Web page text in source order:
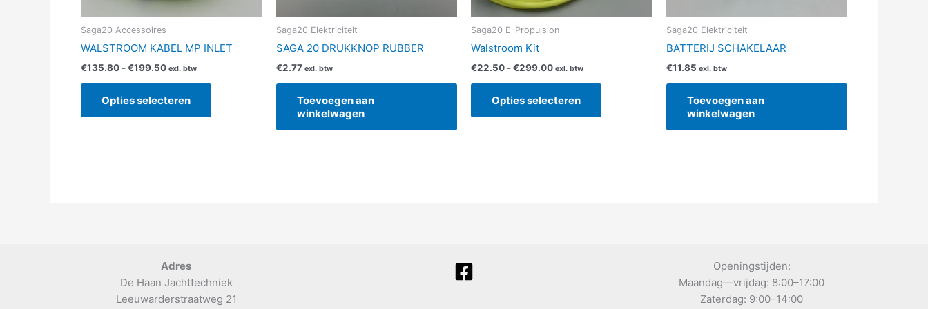
Saga20 Accessoires
WALSTROOM KABEL MP INLET
€135.80 -€199.50 exl. btw
Opties selecteren
productpagina
Saga20 Elektriciteit
SAGA 20 DRUKKNOP RUBBER
€2.77 exl. btw
Toevoegen aan
winkelwagen
Saga20 E-Propulsion
Walstroom Kit
€22.50 -€299.00 exl. btw
Opties selecteren
productpagina
Saga20 Elektriciteit
BATTERIJ SCHAKELAAR
€11.85 exl. btw
Toevoegen aan
winkelwagen
Adres
De Haan Jachttechniek
Leeuwarderstraatweg 21
Openingstijden:
Maandag—vrijdag: 8:00–17:00
Zaterdag: 9:00–14:00